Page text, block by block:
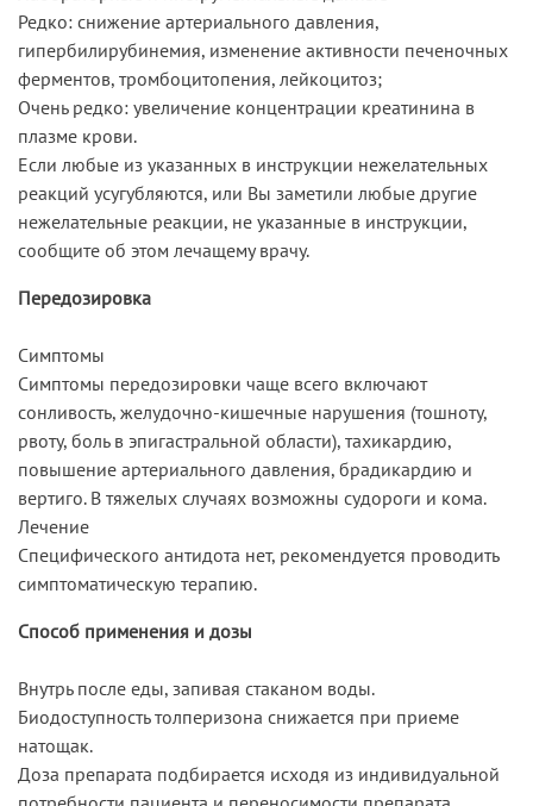
Редко: снижение артериального давления,
гипербилирубинемия, изменение активности печеночных
ферментов, тромбоцитопения, лейкоцитоз;
Очень редко: увеличение концентрации креатинина в
плазме крови.
Если любые из указанных в инструкции нежелательных
реакций усугубляются, или Вы заметили любые другие
нежелательные реакции, не указанные в инструкции,
сообщите об этом лечащему врачу.
Передозировка
Симптомы
Симптомы передозировки чаще всего включают
сонливость, желудочно-кишечные нарушения (тошноту,
рвоту, боль в эпигастральной области), тахикардию,
повышение артериального давления, брадикардию и
вертиго. В тяжелых случаях возможны судороги и кома.
Лечение
Специфического антидота нет, рекомендуется проводить
симптоматическую терапию.
Способ применения и дозы
Внутрь после еды, запивая стаканом воды.
Биодоступность толперизона снижается при приеме
натощак.
Доза препарата подбирается исходя из индивидуальной